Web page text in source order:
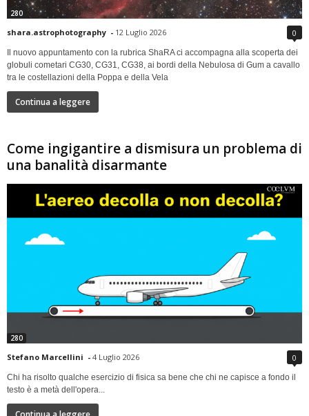
280
shara.astrophotography - 12 Luglio 2026 0
Il nuovo appuntamento con la rubrica ShaRA ci accompagna alla scoperta dei
globuli cometari CG30, CG31, CG38, ai bordi della Nebulosa di Gum a cavallo
tra le costellazioni della Poppa e della Vela
Continua a leggere
Come ingigantire a dismisura un problema di
una banalità disarmante
280
Stefano Marcellini - 4 Luglio 2026 0
Chi ha risolto qualche esercizio di fisica sa bene che chi ne capisce a fondo il
testo è a metà dell'opera...